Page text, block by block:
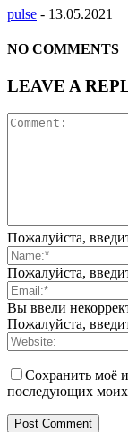
pulse - 13.05.2021
NO COMMENTS
LEAVE A
Пожалуйста,
Пожалуйста,
Вы ввели
Пожалуйста,
Сохранить моё
последующих